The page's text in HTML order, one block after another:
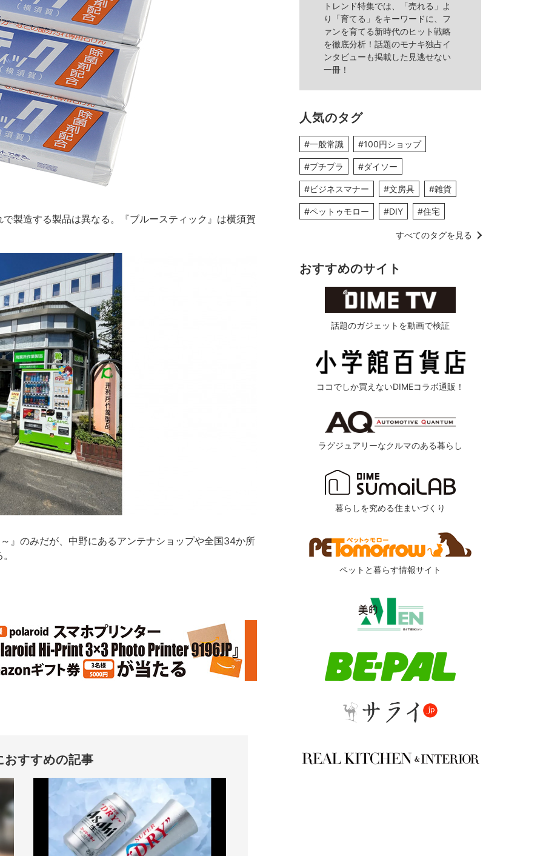
製造する製品は異なる。『ブルースティック』は横須賀
』のみだが、中野にあるアンテナショップや全国34か所
おすすめの記事
トレンド特集では、「売れる」よ
り「育てる」をキーワードに、フ
ァンを育てる新時代のヒット戦略
を徹底分析！話題のモナキ独占イ
ンタビューも掲載した見逃せない
一冊！
人気のタグ
#一般常識 #100円ショップ
#プチプラ #ダイソー
#ビジネスマナー #文房具 #雑貨
#ペットゥモロー #DIY #住宅
すべてのタグを見る
おすすめのサイト
話題のガジェットを動画で検証
ココでしか買えないDIMEコラボ通販！
ラグジュアリーなクルマのある暮らし
暮らしを究める住まいづくり
ペットと暮らす情報サイト